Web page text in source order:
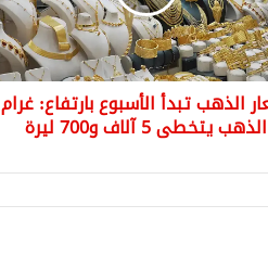
الذهب تبدأ الأسبوع بارتفاع: غرام
الذهب يتخطى 5 آلاف و700 ليرة